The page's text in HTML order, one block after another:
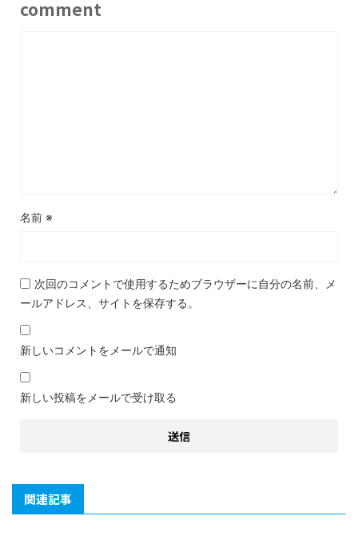
comment
名前 ※
次回のコメントで使用するためブラウザーに自分の名前、メ
ールアドレス、サイトを保存する。
新しいコメントをメールで通知
新しい投稿をメールで受け取る
関連記事